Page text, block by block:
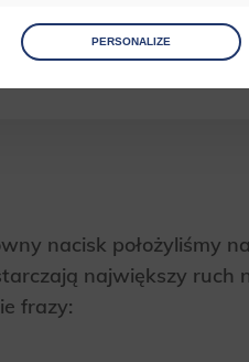
preferences
the consents of your choice
used to personalize your use of our website
to use the site.
PERSONALIZE
jednak efekty
także
nacisk położyliśmy
największy ruch
frazy: